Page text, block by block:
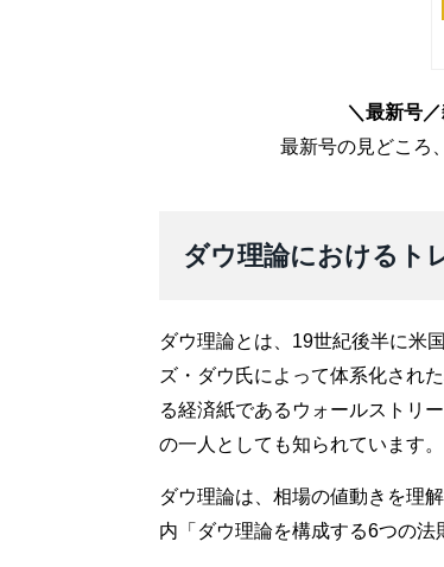
＼最新号
最新号の見どころ
ダウ理論におけるト
ダウ理論とは、19世紀後半に米
ズ・ダウ氏によって体系化され
る経済紙であるウォールストリ
の一人としても知られています。
ダウ理論は、相場の値動きを理
内「ダウ理論を構成する6つの法